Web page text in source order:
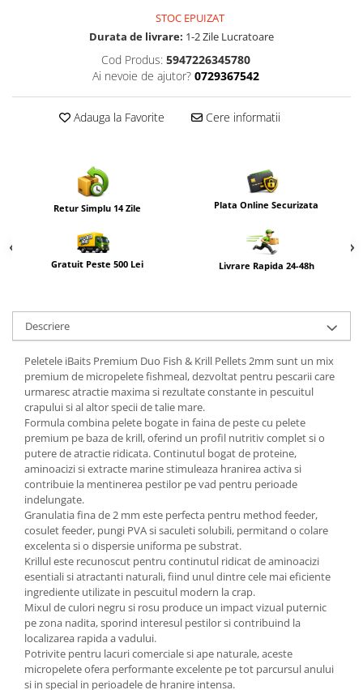
STOC EPUIZAT
Durata de livrare: 1-2 Zile Lucratoare
Cod Produs: 5947226345780
Ai nevoie de ajutor? 0729367542
Adauga la Favorite Cere informatii
Retur Simplu 14 Zile Plata Online Securizata
Gratuit Peste 500 Lei Livrare Rapida 24-48h
Descriere
Peletele iBaits Premium Duo Fish & Krill Pellets 2mm sunt un mix
premium de micropelete fishmeal, dezvoltat pentru pescarii care
urmaresc atractie maxima si rezultate constante in pescuitul
crapului si al altor specii de talie mare.
Formula combina pelete bogate in faina de peste cu pelete
premium pe baza de krill, oferind un profil nutritiv complet si o
putere de atractie ridicata. Continutul bogat de proteine,
aminoacizi si extracte marine stimuleaza hranirea activa si
contribuie la mentinerea pestilor pe vad pentru perioade
indelungate.
Granulatia fina de 2 mm este perfecta pentru method feeder,
cosulet feeder, pungi PVA si saculeti solubili, permitand o colare
excelenta si o dispersie uniforma pe substrat.
Krillul este recunoscut pentru continutul ridicat de aminoacizi
esentiali si atractanti naturali, fiind unul dintre cele mai eficiente
ingrediente utilizate in pescuitul modern la crap.
Mixul de culori negru si rosu produce un impact vizual puternic
pe zona nadita, sporind interesul pestilor si contribuind la
localizarea rapida a vadului.
Potrivite pentru lacuri comerciale si ape naturale, aceste
micropelete ofera performante excelente pe tot parcursul anului
si in special in perioadele de hranire intensa.